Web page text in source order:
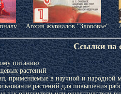
Архив журналов "Здоровье"
Ссылки на
питанию
растений
применяемые в научной и народной
растений для повышения